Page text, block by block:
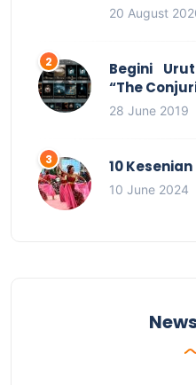
20 August
Begini
“The
28 June 2019
10
10 June 2024